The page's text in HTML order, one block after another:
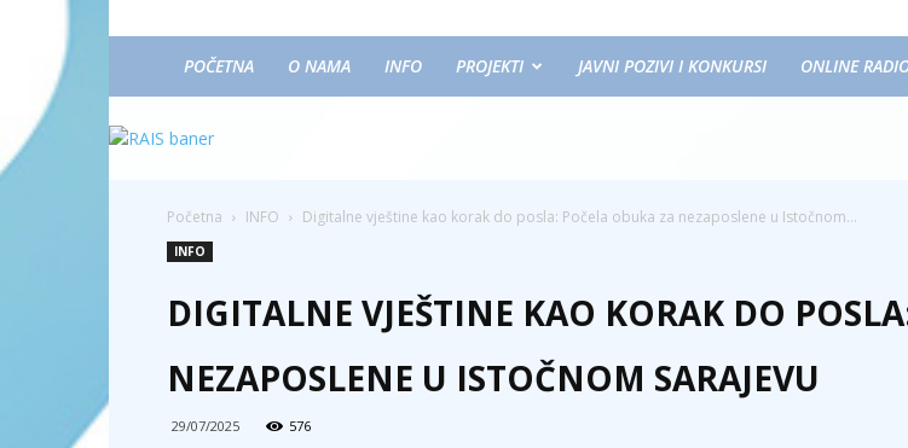
POČETNA O NAMA INFO PROJEKTI JAVNI POZIVI I KONKURSI ONLINE
Početna INFO Digitalne vještine kao korak do posla: Počela obuka za nezaposlene u Istočnom...
INFO
DIGITALNE VJEŠTINE KAO KORAK DO
NEZAPOSLENE U ISTOČNOM SARAJEVU
29/07/2025 576